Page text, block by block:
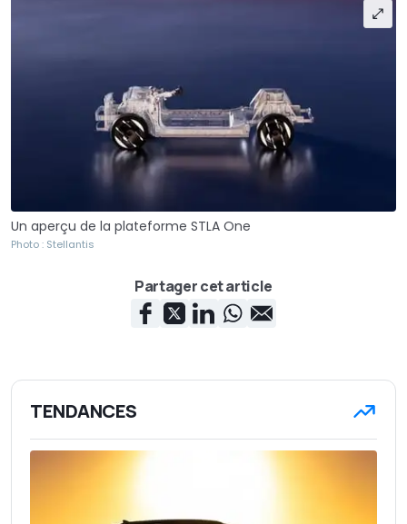
Un aperçu de la plateforme STLA One
Photo : Stellantis
Partager cet article
TENDANCES